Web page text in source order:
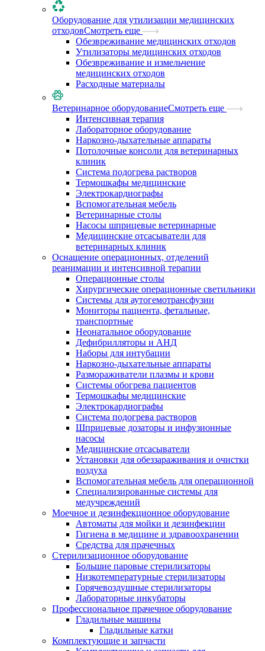
Оборудование для утилизации медицинских
отходовСмотреть еще
Обезвреживание медицинских отходов
Утилизаторы медицинских отходов
Обезвреживание и измельчение
медицинских отходов
Расходные материалы
Ветеринарное оборудованиеСмотреть еще
Интенсивная терапия
Лабораторное оборудование
Наркозно-дыхательные аппараты
Потолочные консоли для ветеринарных
клиник
Система подогрева растворов
Термошкафы медицинские
Электрокардиографы
Вспомогательная мебель
Ветеринарные столы
Насосы шприцевые ветеринарные
Медицинские отсасыватели для
ветеринарных клиник
Оснащение операционных, отделений
реанимации и интенсивной терапии
Операционные столы
Хирургические операционные светильники
Системы для аутогемотрансфузии
Мониторы пациента, фетальные,
транспортные
Неонатальное оборудование
Дефибрилляторы и АНД
Наборы для интубации
Наркозно-дыхательные аппараты
Размораживатели плазмы и крови
Системы обогрева пациентов
Термошкафы медицинские
Электрокардиографы
Cистема подогрева растворов
Шприцевые дозаторы и инфузионные
насосы
Медицинские отсасыватели
Установки для обеззараживания и очистки
воздуха
Вспомогательная мебель для операционной
Специализированные системы для
медучреждений
Моечное и дезинфекционное оборудование
Автоматы для мойки и дезинфекции
Гигиена в медицине и здравоохранении
Средства для прачечных
Стерилизационное оборудование
Большие паровые стерилизаторы
Низкотемпературные стерилизаторы
Горячевоздушные стерилизаторы
Лабораторные инкубаторы
Профессиональное прачечное оборудование
Гладильные машины
Гладильные катки
Комплектующие и запчасти